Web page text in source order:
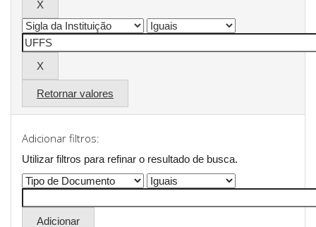
Retornar valores
Adicionar filtros:
Utilizar filtros para refinar o resultado de busca.